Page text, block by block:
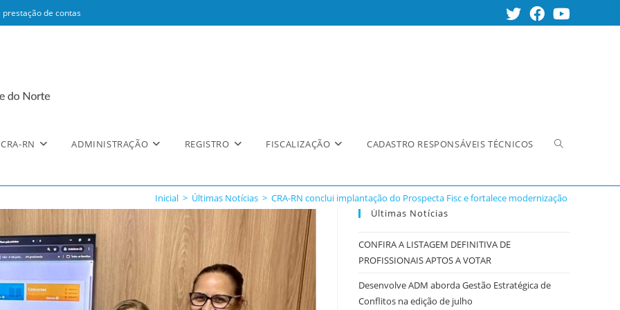
de contas
CRA-RN ADMINISTRAÇÃO REGISTRO FISCALIZAÇÃO CADASTRO RESPONSÁVEIS TÉCNICOS Alternar
Inicial > Últimas Notícias > CRA-RN conclui implantação do Prospecta Fisc e fortalece modernização da
Últimas Notícias
CONFIRA A LISTAGEM DEFINITIVA DE
PROFISSIONAIS APTOS A VOTAR
Desenvolve ADM aborda Gestão Estratégica de
Conflitos na edição de julho